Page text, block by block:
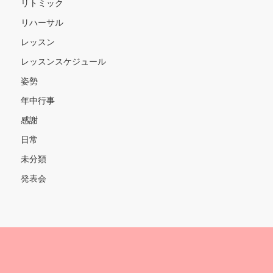
リトミック
リハーサル
レッスン
レッスンスケジュール
姿勢
年中行事
感謝
日常
未分類
発表会